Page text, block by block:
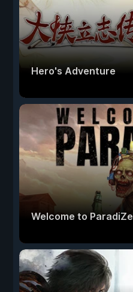
Hero's Adventure
Welcome to ParadiZe